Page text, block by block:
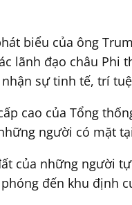
biểu của ông
lãnh đạo châu
sự tinh tế, trí
cao của Tổng
người có mặt
của những người
đến khu định